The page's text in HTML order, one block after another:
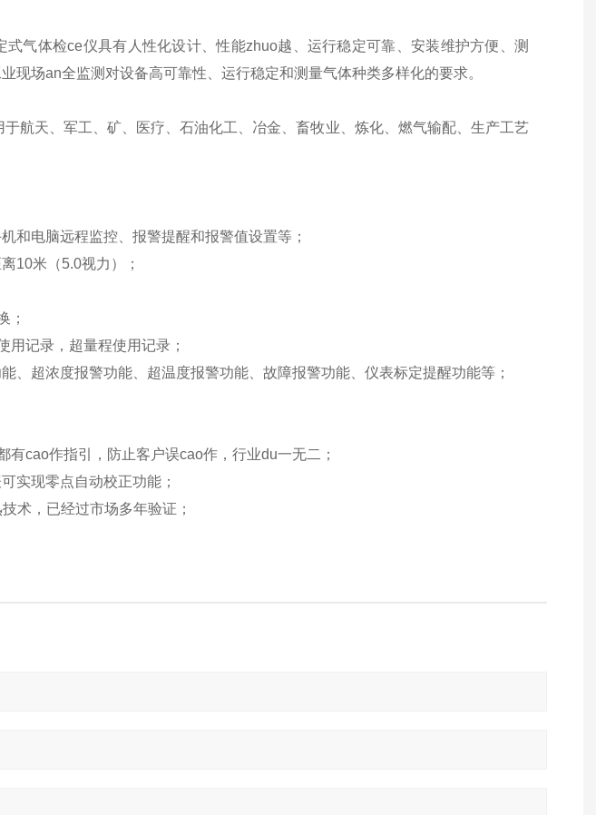
气体检ce仪具有人性化设计、性能zhuo越、运行稳定可靠、安装维护方便、测
现场an全监测对设备高可靠性、运行稳定和测量气体种类多样化的要求。
航天、军工、矿、医疗、石油化工、冶金、畜牧业、炼化、燃气输配、生产工艺
和电脑远程监控、报警提醒和报警值设置等；
10米（5.0视力）；
；
用记录，超量程使用记录；
、超浓度报警功能、超温度报警功能、故障报警功能、仪表标定提醒功能等；
cao作指引，防止客户误cao作，行业du一无二；
实现零点自动校正功能；
术，已经过市场多年验证；